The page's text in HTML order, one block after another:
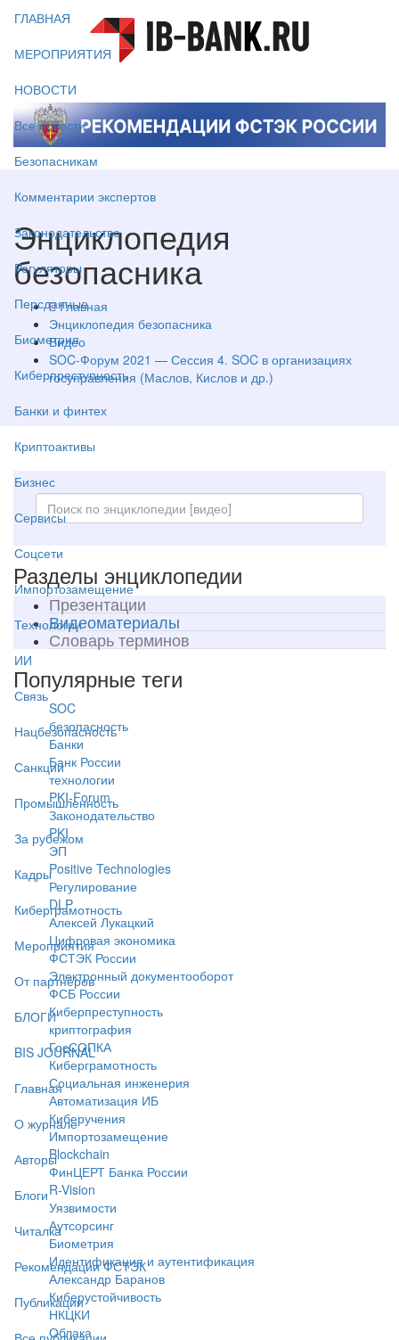
ГЛАВНАЯ
МЕРОПРИЯТИЯ
НОВОСТИ
Все новости
Безопасникам
Комментарии экспертов
Законодательство
Регуляторы
Персданные
Биометрия
Киберпреступность
Банки и финтех
Криптоактивы
Бизнес
Сервисы
Соцсети
Импортозамещение
Технологии
ИИ
Связь
Нацбезопасность
Санкции
Промышленность
За рубежом
Кадры
Киберграмотность
Мероприятия
От партнёров
БЛОГИ
BIS JOURNAL
Главная
О журнале
Авторы
Блоги
Читалка
Рекомендации ФСТЭК
Публикации
Энциклопедия
безопасника
Главная
Энциклопедия безопасника
Видео
SOC-Форум 2021 — Сессия 4. SOC в организациях
госуправления (Маслов, Кислов и др.)
Разделы энциклопедии
Презентации
Видеоматериалы
Словарь терминов
Популярные теги
SOC
безопасность
Банки
Банк России
технологии
PKI-Forum
Законодательство
PKI
ЭП
Positive Technologies
Регулирование
DLP
Алексей Лукацкий
Цифровая экономика
ФСТЭК России
Электронный документооборот
ФСБ России
Киберпреступность
криптография
ГосСОПКА
Киберграмотность
Социальная инженерия
Автоматизация ИБ
Киберучения
Импортозамещение
Blockchain
ФинЦЕРТ Банка России
R-Vision
Уязвимости
Аутсорсинг
Биометрия
Идентификация и аутентификация
Александр Баранов
Киберустойчивость
НКЦКИ
Облака